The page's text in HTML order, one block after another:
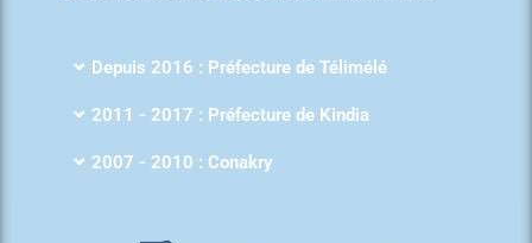
Depuis 2016 : Préfecture de Télimélé
2011 - 2017 : Préfecture de Kindia
2007 - 2010 : Conakry